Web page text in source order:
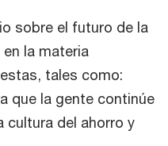
sobre el futuro de la
la materia
tales como:
que la gente continúe
cultura del ahorro y